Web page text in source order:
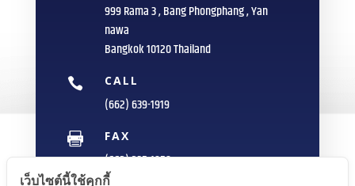
999 Rama 3 , Bang Phongphang , Yan
nawa
Bangkok 10120 Thailand
 CALL
(662) 639-1919
 FAX
(662) 235-1959
เว็บไซต์นี้ใช้คุกกี้